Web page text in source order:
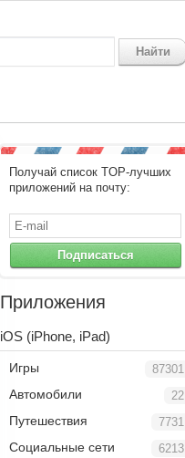
Найти
Получай список TOP-лучших
приложений на почту:
Подписаться
Приложения
iOS (iPhone, iPad)
87301
Игры
22
Автомобили
7731
Путешествия
6213
Социальные сети